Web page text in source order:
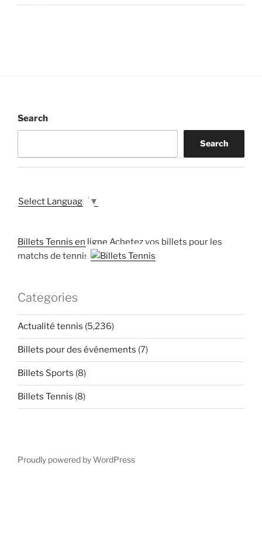
Search
Search
Select Language ▼
Billets Tennis en ligne Achetez vos billets pour les
matchs de tennis
Categories
Actualité tennis (5,236)
Billets pour des événements (7)
Billets Sports (8)
Billets Tennis (8)
Proudly powered by WordPress